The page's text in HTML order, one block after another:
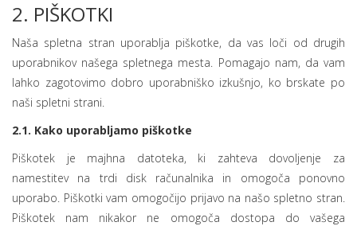
2. PIŠKOTKI
Naša spletna stran uporablja piškotke, da vas loči od drugih
uporabnikov našega spletnega mesta. Pomagajo nam, da vam
lahko zagotovimo dobro uporabniško izkušnjo, ko brskate po
naši spletni strani.
2.1. Kako uporabljamo piškotke
Piškotek je majhna datoteka, ki zahteva dovoljenje za
namestitev na trdi disk računalnika in omogoča ponovno
uporabo. Piškotki vam omogočijo prijavo na našo spletno stran.
Piškotek nam nikakor ne omogoča dostopa do vašega